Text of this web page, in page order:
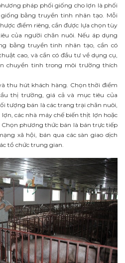
pháp phối giống cho lợn là phối
bằng truyền tinh nhân tạo. Mỗi
điểm riêng, cần được lựa chọn tùy
của người chăn nuôi. Nếu áp dụng
bằng truyền tinh nhân tạo, cần có
cao, và cần có đầu tư về dụng cụ,
chuyển tinh trong môi trường thích
thu hút khách hàng. Chọn thời điểm
thị trường, giá cả và mục tiêu của
tượng bán là các trang trại chăn nuôi,
các nhà máy chế biến thịt lợn hoặc
Chọn phương thức bán là bán trực tiếp
xã hội, bán qua các sàn giao dịch
tổ chức trung gian.